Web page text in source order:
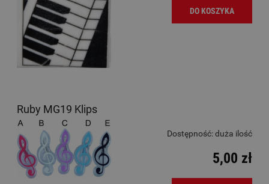
DO KOSZYKA
Ruby MG19 Klips
Dostępność:duża ilość
5,00 zł